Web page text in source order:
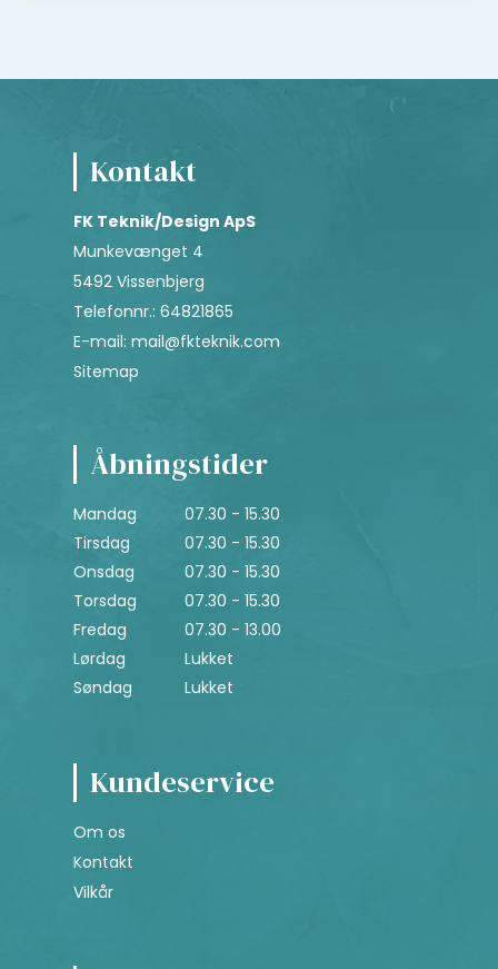
Kontakt
FK Teknik/Design ApS
Munkevænget 4
5492 Vissenbjerg
Telefonnr.: 64821865
E-mail: mail@fkteknik.com
Sitemap
Åbningstider
Mandag
07.30 - 15.30
Tirsdag
07.30 - 15.30
Onsdag
07.30 - 15.30
Torsdag
07.30 - 15.30
Fredag
07.30 - 13.00
Lørdag
Lukket
Søndag
Lukket
Kundeservice
Om os
Kontakt
Vilkår